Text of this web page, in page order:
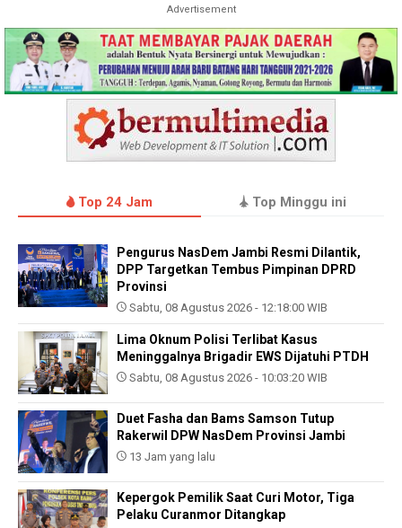
Advertisement
Top 24 Jam Top Minggu ini
Pengurus NasDem Jambi Resmi Dilantik,
DPP Targetkan Tembus Pimpinan DPRD
Provinsi
Sabtu, 08 Agustus 2026 - 12:18:00 WIB
Lima Oknum Polisi Terlibat Kasus
Meninggalnya Brigadir EWS Dijatuhi PTDH
Sabtu, 08 Agustus 2026 - 10:03:20 WIB
Duet Fasha dan Bams Samson Tutup
Rakerwil DPW NasDem Provinsi Jambi
13 Jam yang lalu
Kepergok Pemilik Saat Curi Motor, Tiga
Pelaku Curanmor Ditangkap